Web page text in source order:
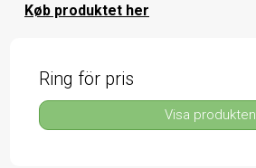
Køb produktet her
Ring för pris
Visa produkten